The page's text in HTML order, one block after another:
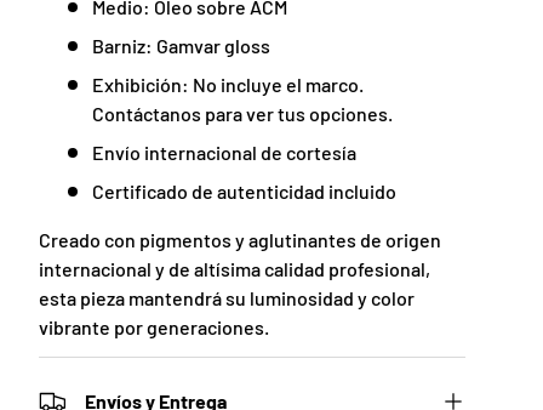
Medio: Óleo sobre ACM
Barniz: Gamvar gloss
Exhibición: No incluye el marco.
Contáctanos para ver tus opciones.
Envío internacional de cortesía
Certificado de autenticidad incluido
Creado con pigmentos y aglutinantes de origen
internacional y de altísima calidad profesional,
esta pieza mantendrá su luminosidad y color
vibrante por generaciones.
Envíos y Entrega